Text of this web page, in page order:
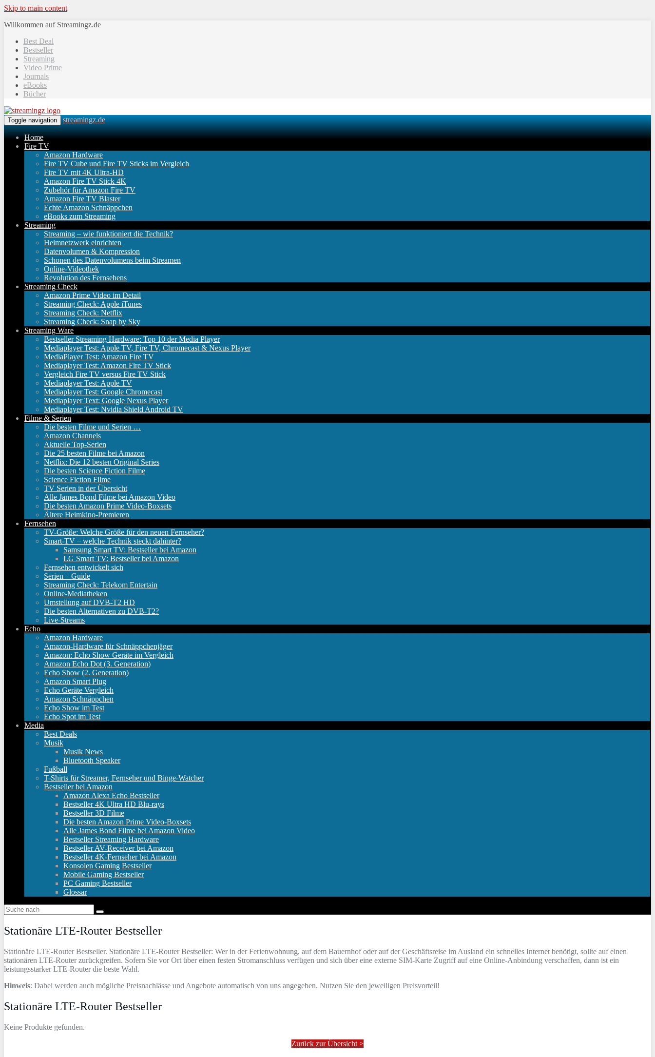
Skip to main content
Willkommen auf Streamingz.de
Best Deal
Bestseller
Streaming
Video Prime
Journals
eBooks
Bücher
Toggle navigation streamingz.de
Home
Fire TV
Amazon Hardware
Fire TV Cube und Fire TV Sticks im Vergleich
Fire TV mit 4K Ultra-HD
Amazon Fire TV Stick 4K
Zubehör für Amazon Fire TV
Amazon Fire TV Blaster
Echte Amazon Schnäppchen
eBooks zum Streaming
Streaming
Streaming – wie funktioniert die Technik?
Heimnetzwerk einrichten
Datenvolumen & Kompression
Schonen des Datenvolumens beim Streamen
Online-Videothek
Revolution des Fernsehens
Streaming Check
Amazon Prime Video im Detail
Streaming Check: Apple iTunes
Streaming Check: Netflix
Streaming Check: Snap by Sky
Streaming Ware
Bestseller Streaming Hardware: Top 10 der Media Player
Mediaplayer Test: Apple TV, Fire TV, Chromecast & Nexus Player
MediaPlayer Test: Amazon Fire TV
Mediaplayer Test: Amazon Fire TV Stick
Vergleich Fire TV versus Fire TV Stick
Mediaplayer Test: Apple TV
Mediaplayer Test: Google Chromecast
Mediaplayer Text: Google Nexus Player
Mediaplayer Test: Nvidia Shield Android TV
Filme & Serien
Die besten Filme und Serien …
Amazon Channels
Aktuelle Top-Serien
Die 25 besten Filme bei Amazon
Netflix: Die 12 besten Original Series
Die besten Science Fiction Filme
Science Fiction Filme
TV Serien in der Übersicht
Alle James Bond Filme bei Amazon Video
Die besten Amazon Prime Video-Boxsets
Ältere Heimkino-Premieren
Fernsehen
TV-Größe: Welche Größe für den neuen Fernseher?
Smart-TV – welche Technik steckt dahinter?
Samsung Smart TV: Bestseller bei Amazon
LG Smart TV: Bestseller bei Amazon
Fernsehen entwickelt sich
Serien – Guide
Streaming Check: Telekom Entertain
Online-Mediatheken
Umstellung auf DVB-T2 HD
Die besten Alternativen zu DVB-T2?
Live-Streams
Echo
Amazon Hardware
Amazon-Hardware für Schnäppchenjäger
Amazon: Echo Show Geräte im Vergleich
Amazon Echo Dot (3. Generation)
Echo Show (2. Generation)
Amazon Smart Plug
Echo Geräte Vergleich
Amazon Schnäppchen
Echo Show im Test
Echo Spot im Test
Media
Best Deals
Musik
Musik News
Bluetooth Speaker
Fußball
T-Shirts für Streamer, Fernseher und Binge-Watcher
Bestseller bei Amazon
Amazon Alexa Echo Bestseller
Bestseller 4K Ultra HD Blu-rays
Bestseller 3D Filme
Die besten Amazon Prime Video-Boxsets
Alle James Bond Filme bei Amazon Video
Bestseller Streaming Hardware
Bestseller AV-Receiver bei Amazon
Bestseller 4K-Fernseher bei Amazon
Konsolen Gaming Bestseller
Mobile Gaming Bestseller
PC Gaming Bestseller
Glossar
Stationäre LTE-Router Bestseller
Stationäre LTE-Router Bestseller. Stationäre LTE-Router Bestseller: Wer in der Ferienwohnung, auf dem Bauernhof oder auf der Geschäftsreise im Ausland ein schnelles Internet benötigt, sollte auf einen
stationären LTE-Router zurückgreifen. Sofern Sie vor Ort über einen festen Stromanschluss verfügen und sich über eine externe SIM-Karte Zugriff auf eine Online-Anbindung verschaffen, dann ist ein
leistungsstarker LTE-Router die beste Wahl.
Hinweis: Dabei werden auch mögliche Preisnachlässe und Angebote automatisch von uns angegeben. Nutzen Sie den jeweiligen Preisvorteil!
Stationäre LTE-Router Bestseller
Keine Produkte gefunden.
Zurück zur Übersicht >